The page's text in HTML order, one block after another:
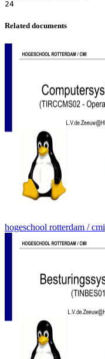
Related documents
hogeschool rotterdam / cmi